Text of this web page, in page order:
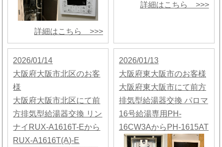
詳細はこちら >>>
詳細はこちら >>>
2026/01/14
大阪府大阪市北区のお客
様
大阪府大阪市北区にて前
方排気型給湯器交換 リン
ナイRUX-A1616T-Eから
RUX-A1616T(A)-E
2026/01/13
大阪府東大阪市のお客様
大阪府東大阪市にて前方
排気型給湯器交換 パロマ
16号給湯専用PH-
16CW3AからPH-1615AT